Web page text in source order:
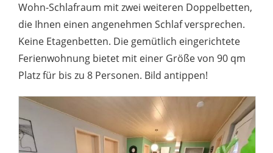
Wohn-Schlafraum mit zwei weiteren Doppelbetten,
die Ihnen einen angenehmen Schlaf versprechen.
Keine Etagenbetten. Die gemütlich eingerichtete
Ferienwohnung bietet mit einer Größe von 90 qm
Platz für bis zu 8 Personen. Bild antippen!